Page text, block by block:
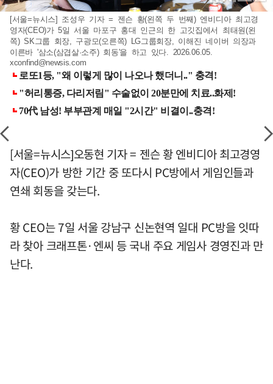
[서울=뉴시스] 조성우 기자 = 젠슨 황(왼쪽 두 번째) 엔비디아 최고경
영자(CEO)가 5일 서울 마포구 홍대 인근의 한 고깃집에서 최태원(왼
쪽) SK그룹 회장, 구광모(오른쪽) LG그룹회장, 이해진 네이버 의장과
이른바 '삼소(삼겹살·소주) 회동'을 하고 있다. 2026.06.05.
xconfind@newsis.com
[서울=뉴시스]오동현 기자 = 젠슨 황 엔비디아 최고경영
자(CEO)가 방한 기간 중 또다시 PC방에서 게임인들과
연쇄 회동을 갖는다.
황 CEO는 7일 서울 강남구 신논현역 일대 PC방을 잇따
라 찾아 크래프톤·엔씨 등 국내 주요 게임사 경영진과 만
난다.